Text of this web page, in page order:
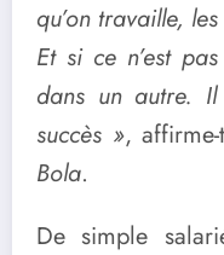
qu’on travaille,
Et si ce n’est
dans un autre.
succès »,
Bola.
De simple